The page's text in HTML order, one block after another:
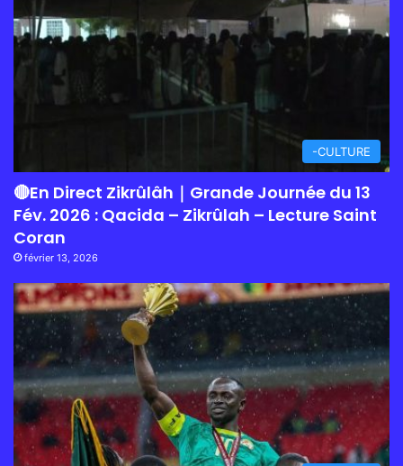
-CULTURE
🔴En Direct Zikrûlâh｜Grande Journée du 13
Fév. 2026 : Qacida – Zikrûlah – Lecture Saint
Coran
février 13, 2026